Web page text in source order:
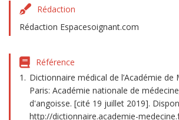
Rédaction
Rédaction Espacesoignant.com
Référence
Dictionnaire médical de l’Académie de
Paris: Académie nationale de
d'angoisse. [cité 19 juillet 2019].
http://dictionnaire.academie-